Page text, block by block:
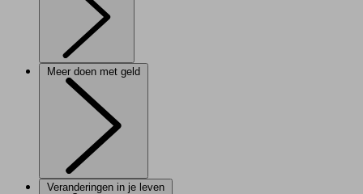
Meer doen met geld
Veranderingen in je leven